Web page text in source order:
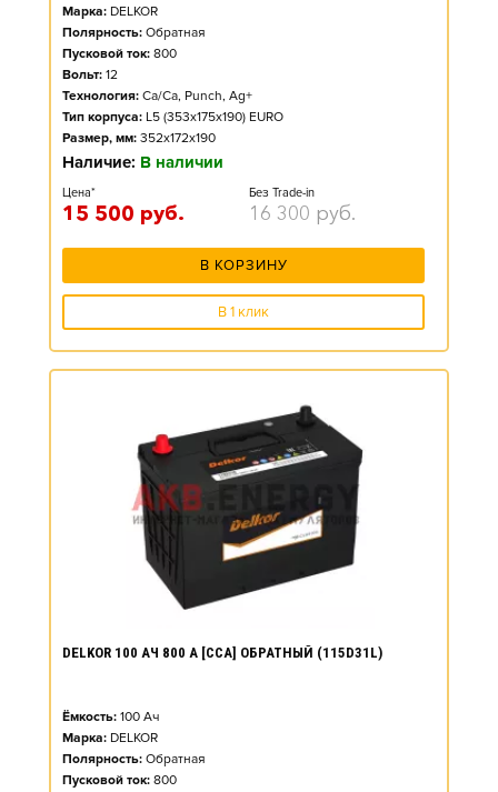
Марка: DELKOR
Полярность: Обратная
Пусковой ток: 800
Вольт: 12
Технология: Ca/Ca, Punch, Ag+
Тип корпуса: L5 (353x175x190) EURO
Размер, мм: 352x172x190
Наличие: В наличии
Цена*
15 500 руб.
Без Trade-in
16 300 руб.
В КОРЗИНУ
В 1 клик
DELKOR 100 АЧ 800 А [CCA] ОБРАТНЫЙ (115D31L)
Ёмкость: 100 Ач
Марка: DELKOR
Полярность: Обратная
Пусковой ток: 800